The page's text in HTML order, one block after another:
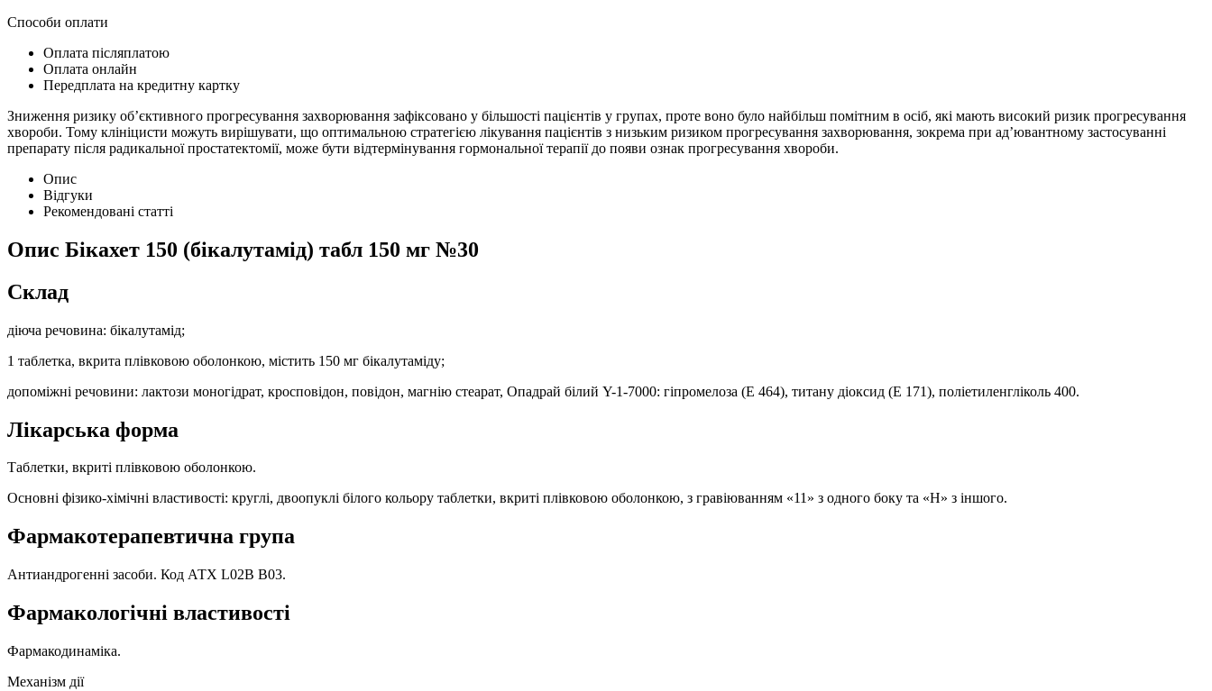
Способи оплати
Оплата післяплатою
Оплата онлайн
Передплата на кредитну картку
Зниження ризику об’єктивного прогресування захворювання зафіксовано у більшості пацієнтів у групах, проте воно було найбільш помітним в осіб, які мають високий ризик прогресування
хвороби. Тому клініцисти можуть вирішувати, що оптимальною стратегією лікування пацієнтів з низьким ризиком прогресування захворювання, зокрема при ад’ювантному застосуванні
препарату після радикальної простатектомії, може бути відтермінування гормональної терапії до появи ознак прогресування хвороби.
Опис
Відгуки
Рекомендовані статті
Опис Бікахет 150 (бікалутамід) табл 150 мг №30
Склад
діюча речовина: бікалутамід;
1 таблетка, вкрита плівковою оболонкою, містить 150 мг бікалутаміду;
допоміжні речовини: лактози моногідрат, кросповідон, повідон, магнію стеарат, Опадрай білий Y-1-7000: гіпромелоза (Е 464), титану діоксид (Е 171), поліетиленгліколь 400.
Лікарська форма
Таблетки, вкриті плівковою оболонкою.
Основні фізико-хімічні властивості: круглі, двоопуклі білого кольору таблетки, вкриті плівковою оболонкою, з гравіюванням «11» з одного боку та «Н» з іншого.
Фармакотерапевтична група
Антиандрогенні засоби. Код АТХ L02B B03.
Фармакологічні властивості
Фармакодинаміка.
Механізм дії